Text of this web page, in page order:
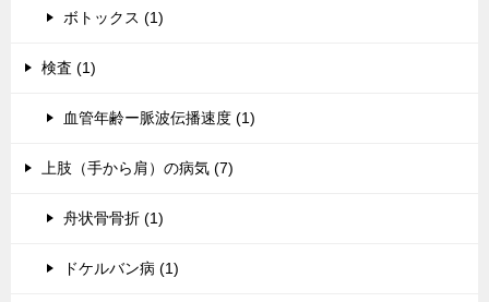
ボトックス (1)
検査 (1)
血管年齢ー脈波伝播速度 (1)
上肢（手から肩）の病気 (7)
舟状骨骨折 (1)
ドケルバン病 (1)